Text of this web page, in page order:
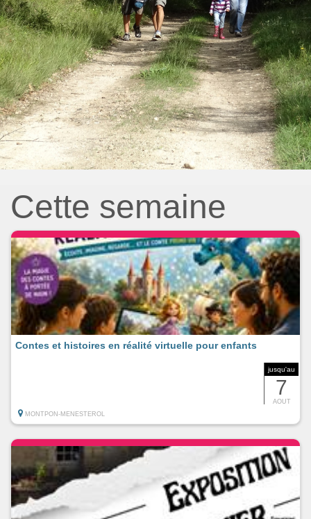
Cette semaine
jusqu'au
7
AOUT
Contes et histoires en réalité virtuelle pour enfants
MONTPON-MENESTEROL